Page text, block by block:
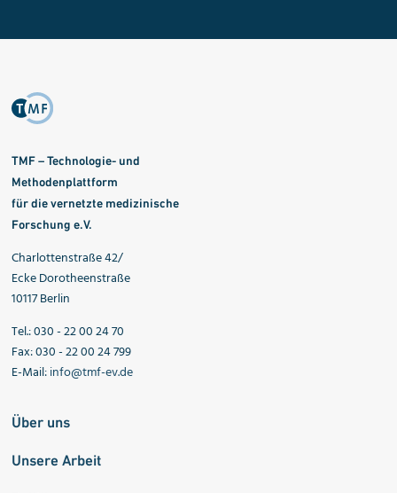
TMF – Technologie- und
Methodenplattform
für die vernetzte medizinische
Forschung e.V.
Charlottenstraße 42/
Ecke Dorotheenstraße
10117 Berlin
Tel.: 030 - 22 00 24 70
Fax: 030 - 22 00 24 799
E-Mail:info@tmf-ev.de
Über uns
Unsere Arbeit